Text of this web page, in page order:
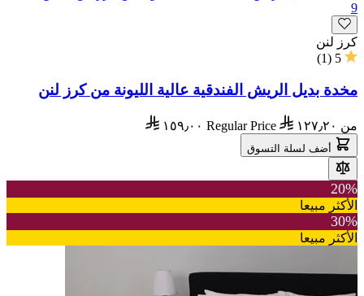
كرز لنن
5
(
1
)
مخدة بديل الريش الفندقية عالية الليونة من كرز لنن
من ١٢٧٫٢٠ Regular Price ١٥٩٫٠٠
أضف لسلة التسوق
20%
الأكثر مبيعا
30%
الأكثر مبيعا